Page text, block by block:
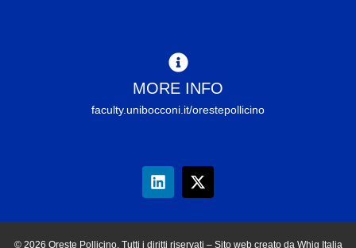
MORE INFO
faculty.unibocconi.it/orestepollicino
© 2026 Oreste Pollicino. Tutti i diritti riservati – Sito web creato da Whig Italia